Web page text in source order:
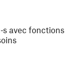
avec fonctions